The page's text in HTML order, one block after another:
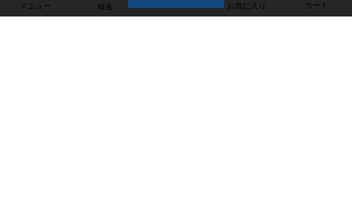
メニュー 検索 お気に入り カート